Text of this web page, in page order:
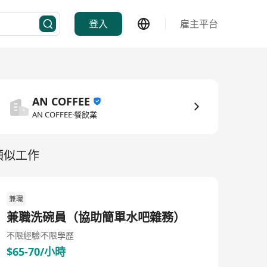
登入 雇主平台
AN COFFEE
AN COFFEE·餐飲業
似工作
兼職
兼職洗碗員（協助簡單水吧雜務）
不限經驗不限學歷
$65-70/小時